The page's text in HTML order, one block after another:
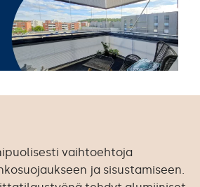
vaihtoehtoja
ja sisustamiseen.